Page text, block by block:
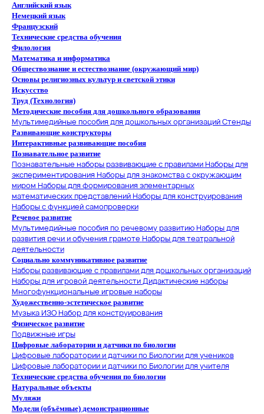
Английский язык
Немецкий язык
Французский
Технические средства обучения
Филология
Математика и информатика
Обществознание и естествознание (окружающий мир)
Основы религиозных культур и светской этики
Искусство
Труд (Технология)
Методические пособия для дошкольного образования
Мультимедийные пособия для дошкольных организацийСтенды
Развивающие конструкторы
Интерактивные развивающие пособия
Познавательное развитие
Познавательные наборы развивающие с правиламиНаборы для
экспериментированияНаборы для знакомства с окружающим
миром Наборы для формирования элементарных
математических представленийНаборы для конструирования
Наборы с функцией самопроверки
Речевое развитие
Мультимедийные пособия по речевому развитиюНаборы для
развития речи и обучения грамоте Наборы для театральной
деятельности
Социально коммуникативное развитие
Наборы развивающие с правилами для дошкольных организаций
Наборы для игровой деятельностиДидактические наборы
Многофункциональные игровые наборы
Художественно-эстетическое развитие
Музыка ИЗОНабор для конструирования
Физическое развитие
Подвижные игры
Цифровые лаборатории и датчики по биологии
Цифровые лаборатории и датчики по Биологии для учеников
Цифровые лаборатории и датчики по Биологии для учителя
Технические средства обучения по биологии
Натуральные объекты
Муляжи
Модели (объёмные) демонстрационные